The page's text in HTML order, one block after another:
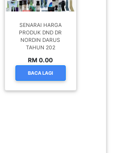
SENARAI HARGA
PRODUK DND DR
NORDIN DARUS
TAHUN 202
RM 0.00
BACA LAGI